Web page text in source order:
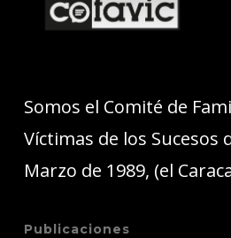
Somos el Comité de
Víctimas de los Sucesos
Marzo de 1989, (el
Publicaciones